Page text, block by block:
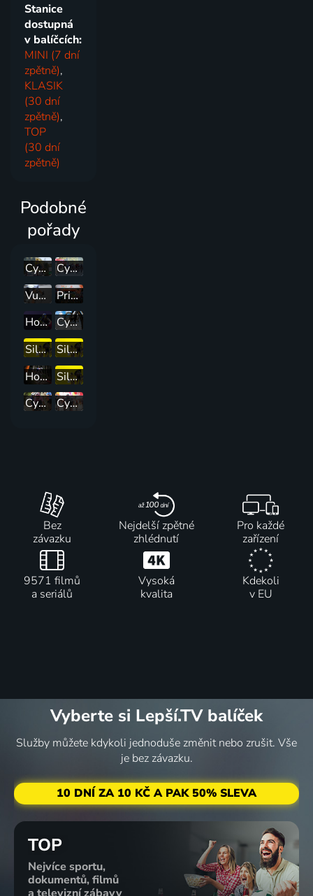
Stanice
dostupná
v balíčcích:
MINI (7 dní
zpětně),
KLASIK
(30 dní
zpětně),
TOP
(30 dní
zpětně)
Podobné
pořady
Cyklistika: Tour de France žen
Cyklistika: Okolo Polska
Vuelta a Burgos
Prima CUP
Horská kola: CBA Paprsek UCI C2 XCO
Cyklomagazín
Silniční cyklistika: Sumář 15. etapy
Silniční cyklistika: 19. etapa
Horská kola: Mistrovství Evropy
Silniční cyklistika: 21. etapa
Cyklistika: Okolo Dánska
Cyklistika: San Sebastian Classic
Bez
závazku
Nejdelší zpětné
zhlédnutí
Pro každé
zařízení
9571 filmů
a seriálů
Vysoká
kvalita
Kdekoli
v EU
Vyberte si Lepší.TV balíček
Služby můžete kdykoli jednoduše změnit nebo zrušit. Vše
je bez závazku.
10 DNÍ ZA 10 KČ A PAK 50% SLEVA
TOP
Nejvíce sportu,
dokumentů, filmů